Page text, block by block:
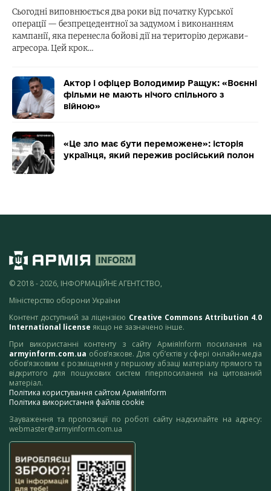
Сьогодні виповнюється два роки від початку Курської
операції — безпрецедентної за задумом і виконанням
кампанії, яка перенесла бойові дії на територію держави-
агресора. Цей крок…
Актор і офіцер Володимир Ращук: «Воєнні
фільми не мають нічого спільного з
війною»
«Це зло має бути переможене»: історія
українця, який пережив російський полон
© 2018 - 2026, ІНФОРМАЦІЙНЕ АГЕНТСТВО,
Міністерство оборони України
Контент доступний за ліцензією Creative Commons Attribution 4.0
International license якщо не зазначено інше.
При використанні контенту з сайту АрміяInform посилання на
armyinform.com.ua обов’язкове. Для суб’єктів у сфері онлайн-медіа
обов’язковим є розміщення у першому абзаці матеріалу прямого та
відкритого для пошукових систем гіперпосилання на цитований
матеріал.
Політика користування сайтом АрміяInform
Політика використання файлів cookie
Зауваження та пропозиції по роботі сайту надсилайте на адресу:
webmaster@armyinform.com.ua